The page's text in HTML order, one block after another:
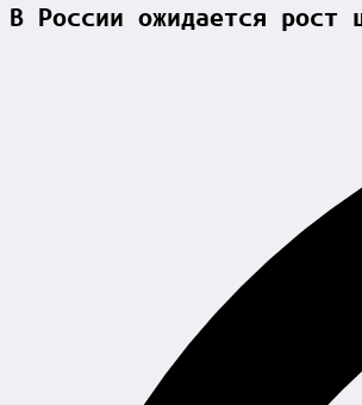
В России ожидается рост